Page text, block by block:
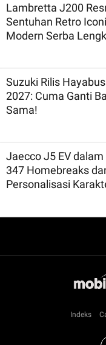
Lambretta J200
Sentuhan Retro
Modern Serba
Suzuki Rilis
2027: Cuma Ganti
Sama!
Jaecco J5 EV
347 Homebreaks
Personalisasi
Indeks